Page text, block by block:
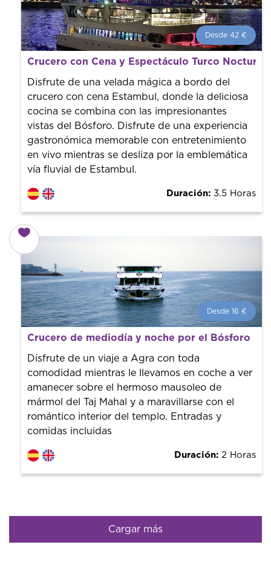
Desde 42 €
Desde 42 € por persona.
¡Reserva con nosotros! Colaboramos con los mejores
guías de la ciudad para tener el mejor precio y servicio.
Crucero con Cena y Espectáculo Turco Nocturno
Disfrute de una velada mágica a bordo del
crucero con cena Estambul, donde la deliciosa
cocina se combina con las impresionantes
vistas del Bósforo. Disfrute de una experiencia
gastronómica memorable con entretenimiento
en vivo mientras se desliza por la emblemática
vía fluvial de Estambul.
Duración: 3.5 Horas
Desde 16 €
Desde 16 € por persona.
¡Reserva con nosotros! Colaboramos con los mejores
guías de la ciudad para tener el mejor precio y servicio.
Crucero de mediodía y noche por el Bósforo
Disfrute de un viaje a Agra con toda
comodidad mientras le llevamos en coche a ver
amanecer sobre el hermoso mausoleo de
mármol del Taj Mahal y a maravillarse con el
romántico interior del templo. Entradas y
comidas incluidas
Duración: 2 Horas
Cargar más